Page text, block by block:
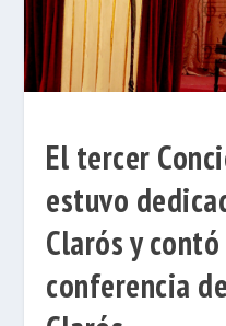
El tercer
estuvo
Clarós y
conferencia